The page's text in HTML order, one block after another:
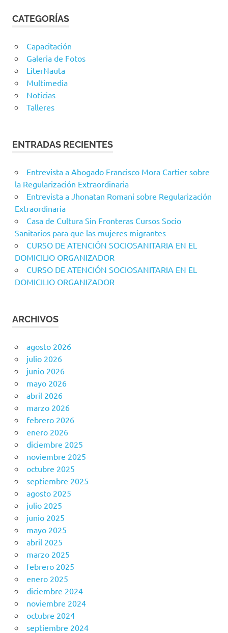
CATEGORÍAS
Capacitación
Galeria de Fotos
LiterNauta
Multimedia
Noticias
Talleres
ENTRADAS RECIENTES
Entrevista a Abogado Francisco Mora Cartier sobre
la Regularización Extraordinaria
Entrevista a Jhonatan Romani sobre Regularización
Extraordinaria
Casa de Cultura Sin Fronteras Cursos Socio
Sanitarios para que las mujeres migrantes
CURSO DE ATENCIÓN SOCIOSANITARIA EN EL
DOMICILIO ORGANIZADOR
CURSO DE ATENCIÓN SOCIOSANITARIA EN EL
DOMICILIO ORGANIZADOR
ARCHIVOS
agosto 2026
julio 2026
junio 2026
mayo 2026
abril 2026
marzo 2026
febrero 2026
enero 2026
diciembre 2025
noviembre 2025
octubre 2025
septiembre 2025
agosto 2025
julio 2025
junio 2025
mayo 2025
abril 2025
marzo 2025
febrero 2025
enero 2025
diciembre 2024
noviembre 2024
octubre 2024
septiembre 2024